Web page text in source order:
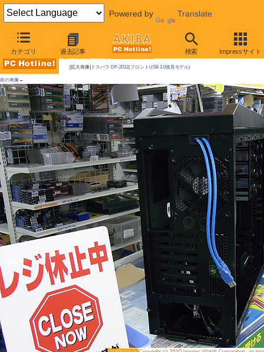
Powered by Translate
カテゴリ 過去記事 検索 Impressサイト
AKIBA PC Hotline! 2010年11月13日号
[拡大画像] ドスパラ DP-2012(フロントUSB 3.0改良モデル)
前の画像←